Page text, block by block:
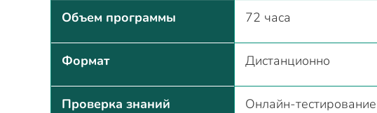
Объем программы 72 часа
Формат Дистанционно
Проверка знаний Онлайн-